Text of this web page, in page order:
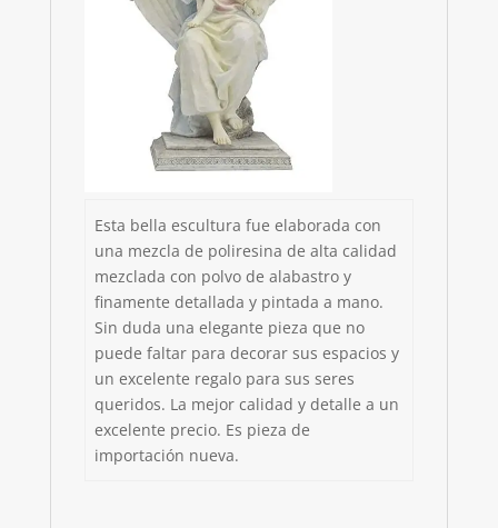
Esta bella escultura fue elaborada con
una mezcla de poliresina de alta calidad
mezclada con polvo de alabastro y
finamente detallada y pintada a mano.
Sin duda una elegante pieza que no
puede faltar para decorar sus espacios y
un excelente regalo para sus seres
queridos. La mejor calidad y detalle a un
excelente precio. Es pieza de
importación nueva.